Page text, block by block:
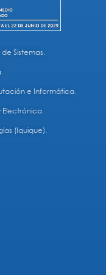
Sistemas.
e Informática.
(Iquique).